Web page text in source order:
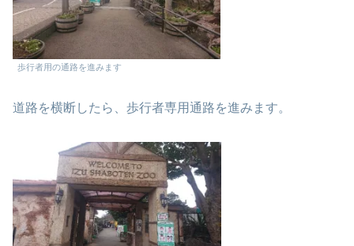
歩行者用の通路を進みます
道路を横断したら、歩行者専用通路を進みます。